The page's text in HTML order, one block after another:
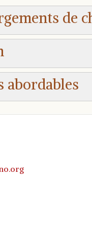
de
abordables